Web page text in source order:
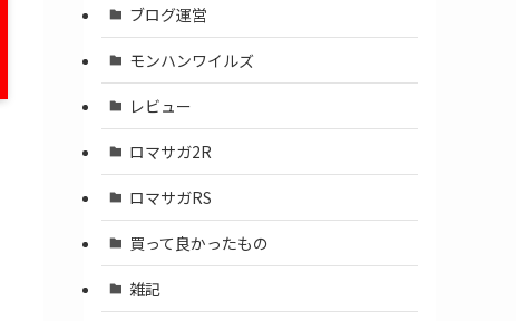
ブログ運営
モンハンワイルズ
レビュー
ロマサガ2R
ロマサガRS
買って良かったもの
雑記